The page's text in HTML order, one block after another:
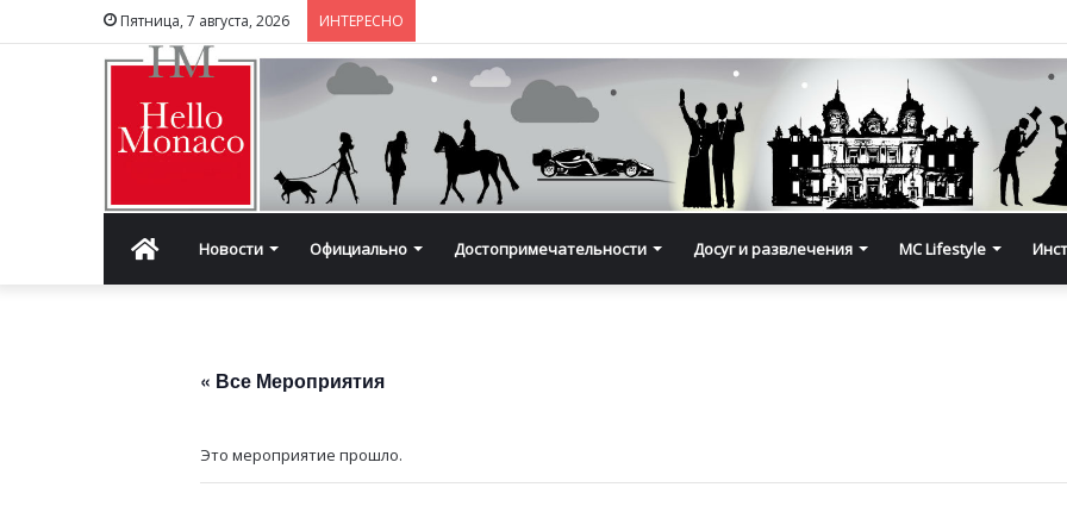
Пятница, 7 августа, 2026 ИНТЕРЕСНО
ГлавнаяНовости Официально Достопримечательности Досуг и развлечения MC Lifestyle
« Все Мероприятия
Это мероприятие прошло.